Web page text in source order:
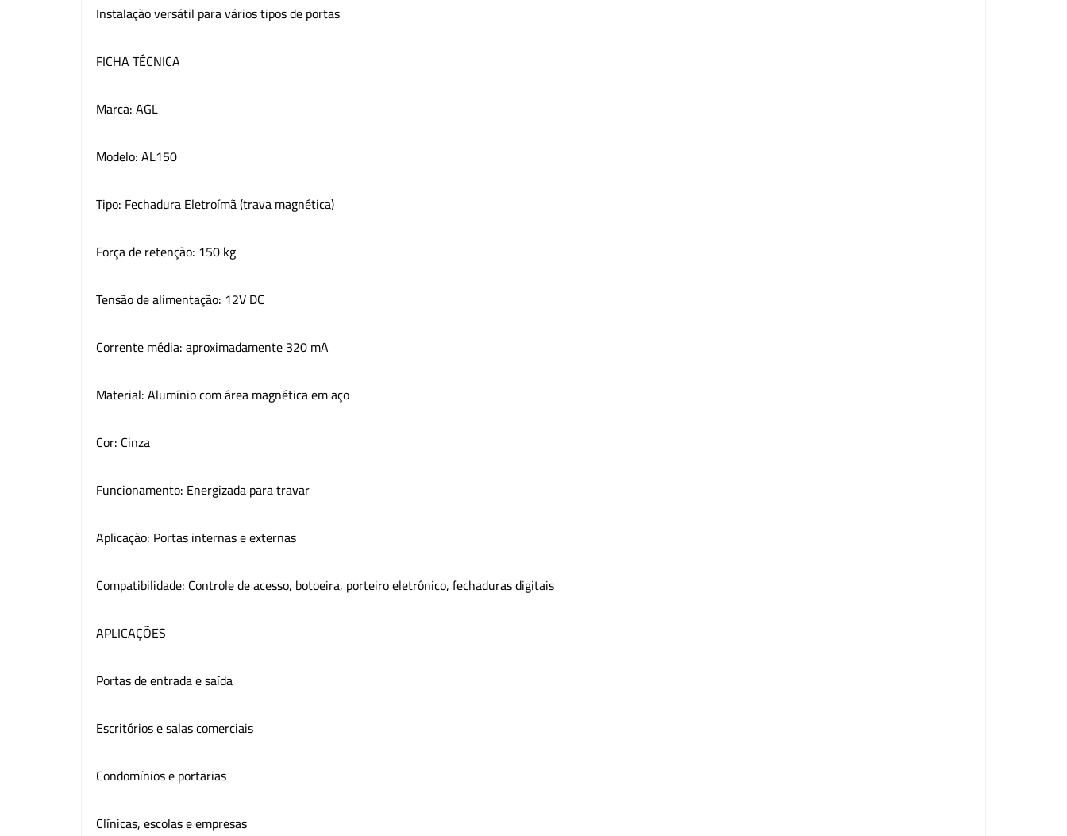
Instalação versátil para vários tipos de portas
FICHA TÉCNICA
Marca: AGL
Modelo: AL150
Tipo: Fechadura Eletroímã (trava magnética)
Força de retenção: 150 kg
Tensão de alimentação: 12V DC
Corrente média: aproximadamente 320 mA
Material: Alumínio com área magnética em aço
Cor: Cinza
Funcionamento: Energizada para travar
Aplicação: Portas internas e externas
Compatibilidade: Controle de acesso, botoeira, porteiro eletrônico, fechaduras digitais
APLICAÇÕES
Portas de entrada e saída
Escritórios e salas comerciais
Condomínios e portarias
Clínicas, escolas e empresas